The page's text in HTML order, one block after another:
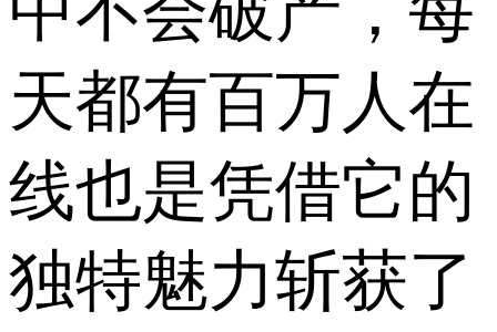
天都有百万人在
线也是凭借它的
独特魅力斩获了